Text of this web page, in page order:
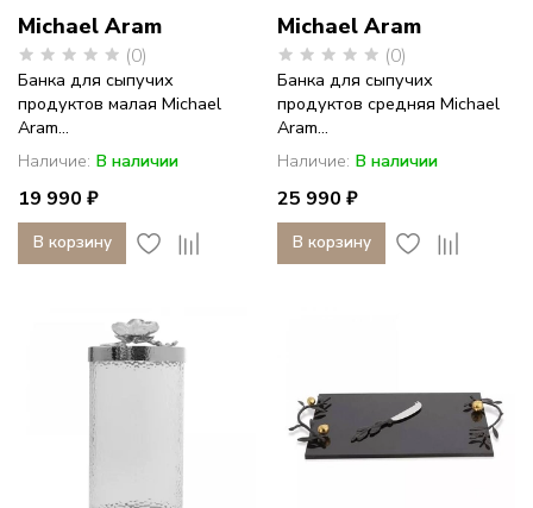
Michael Aram
(0)
Банка для сыпучих
продуктов малая Michael
Aram...
Наличие: В наличии
19 990 ₽
В корзину
Michael Aram
(0)
Банка для сыпучих
продуктов средняя Michael
Aram...
Наличие: В наличии
25 990 ₽
В корзину